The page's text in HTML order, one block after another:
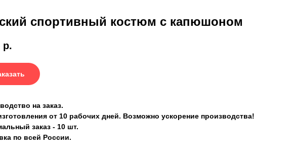
спортивный костюм с капюшоном
р.
на заказ.
от 10 рабочих дней. Возможно ускорение производства!
заказ - 10 шт.
по всей России.